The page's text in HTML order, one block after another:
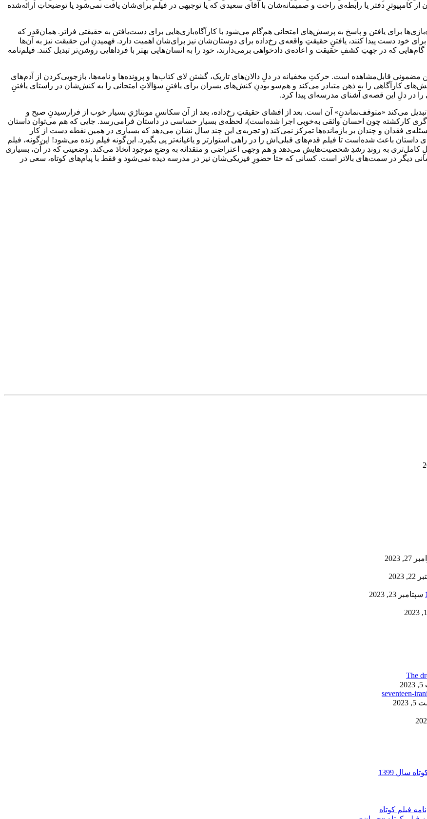
کامپیوترِ دفتر یا رابطه‌ی راحت و صمیمانه‌شان با آقای سعیدی که یا توجیهی در فیلم برای‌شان یافت نمی‌شود یا توضیحاتِ ارائه‌شده
برای یافتن و پاسخ به پرسش‌های امتحانی هم‌گام می‌شود با کارآگاه‌بازی‌هایی برای دست‌یافتن به حقیقتی فراتر. همان‌قدر که
برای خود دست پیدا کنند، یافتنِ حقیقتِ واقعه‌ی رخ‌داده برای دوستان‌شان نیز برای‌شان اهمیت دارد. فهمیدنِ این حقیقت نیز به آن‌ها
که در جهتِ کشفِ حقیقت و اعاده‌ی دادخواهی برمی‌دارند، خود را به انسان‌هایی بهتر با فرداهایی روشن‌تر تبدیل کنند. فیلم‌نامه
مضمونی قابل‌مشاهده است. حرکتِ مخفیانه در دلِ دالان‌های تاریک، گشتن لای کتاب‌ها و پرونده‌ها و نامه‌ها، بازجویی‌کردن از آدم‌های
کارآگاهی را به ذهن متبادر می‌کند و هم‌سو بودنِ کنش‌های پسران برای یافتنِ سؤالاتِ امتحانی را به کنش‌شان در راستای یافتنِ
را در دلِ این قصه‌ی آشنای مدرسه‌ای پیدا کرد.
می‌کند «متوقف‌نماندنِ» آن است. بعد از افشای حقیقتِ رخ‌داده، بعد از آن سکانسِ مونتاژیِ بسیار خوب از فرارسیدنِ صبح و
کارکشته چون احسان واثقی به‌خوبی اجرا شده‌است)، لحظه‌ی بسیار حساسی در داستان فرامی‌رسد. جایی که هم می‌توان داستان
فقدان و چندان بر بازمانده‌ها تمرکز نمی‌کند (و تجربه‌ی این چند سال نشان می‌دهد که بسیاری در همین نقطه دست از کار
داستان باعث شده‌است تا فیلم قدم‌های قبلی‌اش را در راهی استوارتر و یاغیانه‌تر پی بگیرد. این‌گونه فیلم زنده می‌شود! این‌گونه، فیلم
به روندِ رشدِ شخصیت‌هایش می‌دهد و هم وجهی اعتراضی و متقدانه به وضعِ موجود اتخاذ می‌کند. وضعیتی که در آن، بسیاری
دیگر در سمت‌های بالاتر است. کسانی که حتا حضورِ فیزیکی‌شان نیز در مدرسه دیده نمی‌شود و فقط با پیام‌های کوتاه، سعی در
27, 2023
2023
سپتامبر 23, 2023
سال 1399
فیلم کوتاه